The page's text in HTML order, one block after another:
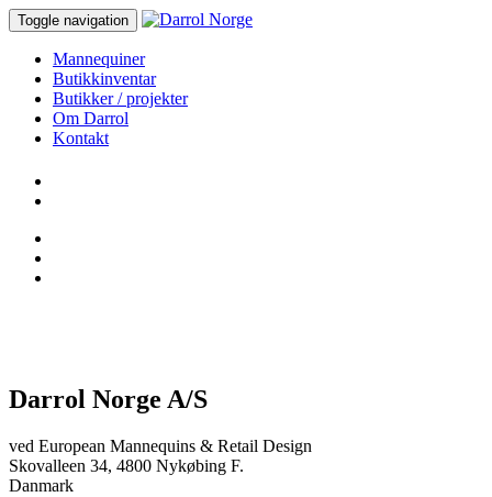
Toggle navigation
Mannequiner
Butikkinventar
Butikker / projekter
Om Darrol
Kontakt
Darrol Norge A/S
ved European Mannequins & Retail Design
Skovalleen 34, 4800 Nykøbing F.
Danmark